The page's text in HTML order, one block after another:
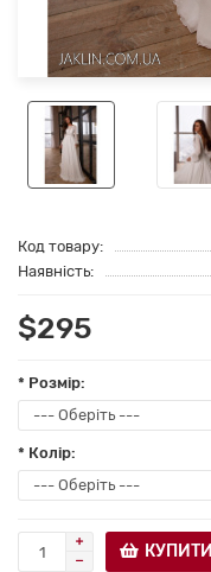
Код товару:
Наявність:
$295
* Розмір:
* Колір:
КУПИТИ